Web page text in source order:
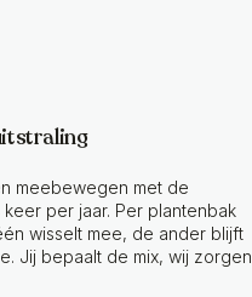
meebewegen met de
per jaar. Per plantenbak
wisselt mee, de ander blijft
Jij bepaalt de mix, wij zorgen